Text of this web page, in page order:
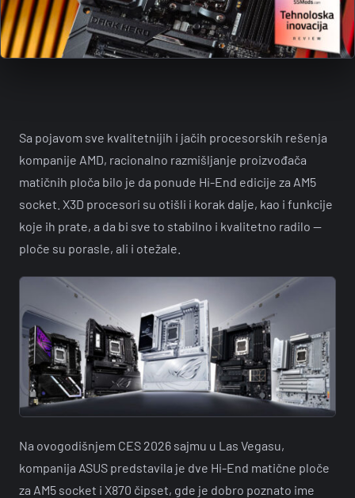
Sa pojavom sve kvalitetnijih i jačih procesorskih rešenja
kompanije AMD, racionalno razmišljanje proizvođača
matičnih ploča bilo je da ponude Hi-End edicije za AM5
socket. X3D procesori su otišli i korak dalje, kao i funkcije
koje ih prate, a da bi sve to stabilno i kvalitetno radilo —
ploče su porasle, ali i otežale.
Na ovogodišnjem CES 2026 sajmu u Las Vegasu,
kompanija ASUS predstavila je dve Hi-End matične ploče
za AM5 socket i X870 čipset, gde je dobro poznato ime